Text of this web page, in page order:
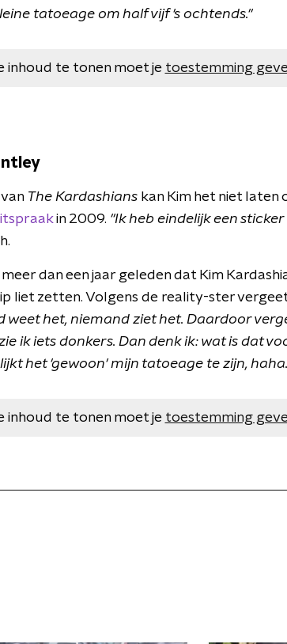
tatoeage om half vijf 's ochtends."
inhoud te tonen moet je toestemming
The Kardashians kan Kim het niet
in 2009. "Ik heb eindelijk een
meer dan een jaar geleden dat Kim
liet zetten. Volgens de reality-ster
weet het, niemand ziet het. Daardoor
ik iets donkers. Dan denk ik: wat is dat
het 'gewoon' mijn tatoeage te zijn,
inhoud te tonen moet je toestemming